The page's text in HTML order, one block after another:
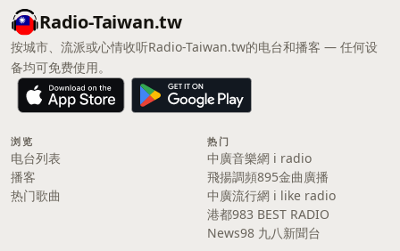
Radio-Taiwan.tw
按城市、流派或心情收听Radio-Taiwan.tw的电台和播客 — 任何设
备均可免费使用。
浏览
电台列表
播客
热门歌曲
热门
中廣音樂網 i radio
飛揚調頻895金曲廣播
中廣流行網 i like radio
港都983 BEST RADIO
News98 九八新聞台